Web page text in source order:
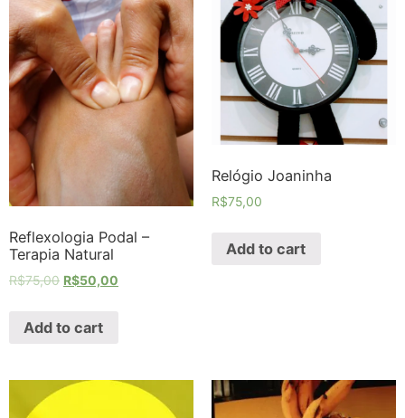
Reflexologia Podal –
Terapia Natural
R$75,00 R$50,00
Add to cart
Relógio Joaninha
R$75,00
Add to cart